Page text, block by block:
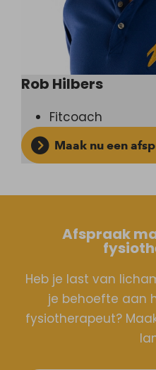
Rob Hilbers
Fitcoach
Maak nu een
Afspraak
Heb je last van
je behoefte aan
fysiotherapeut?